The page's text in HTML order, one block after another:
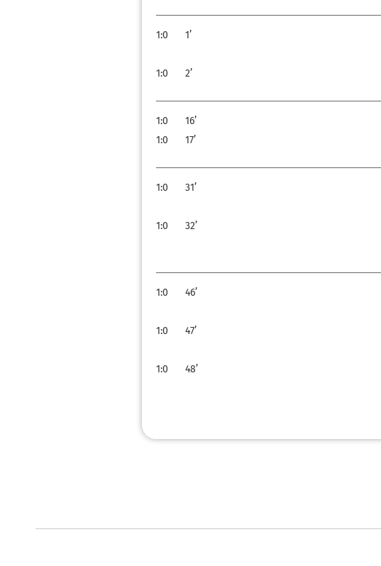
1:0
1’
1:0
2’
1:0
16’
1:0
17’
1:0
31’
1:0
32’
1:0
46’
1:0
47’
1:0
48’